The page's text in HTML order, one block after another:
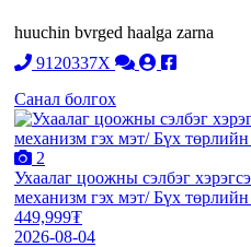
huuchin bvrged haalga zarna
9120337X
Санал болгох
2
Ухаалаг цоожны сэлбэг
механизм гэх мэт/ Бүх
449,999₮
2026-08-04